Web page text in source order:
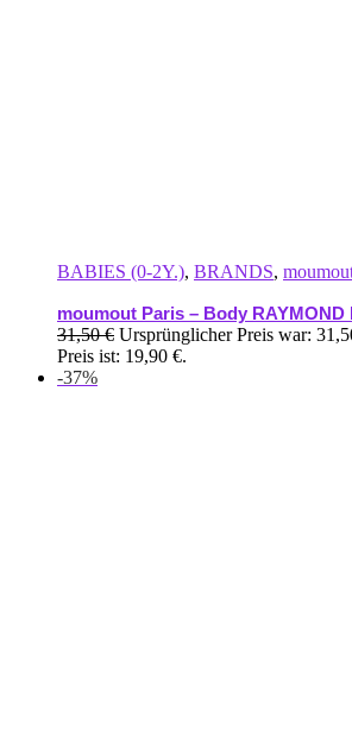
BABIES (0-2Y.), BRANDS,
moumout Paris – Body RAYMOND
31,50€ Ursprünglicher Preis war:
Preis ist: 19,90 €.
-37%